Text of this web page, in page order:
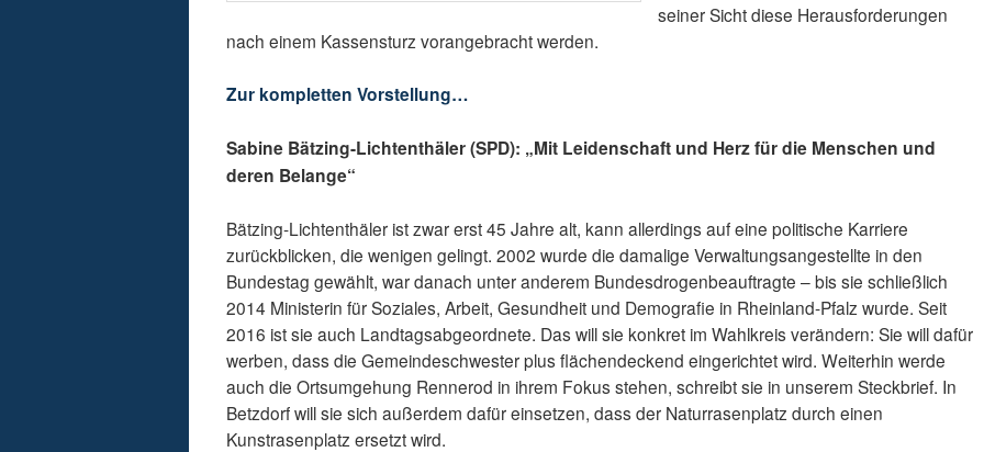
seiner Sicht diese Herausforderungen
nach einem Kassensturz vorangebracht werden.
Zur kompletten Vorstellung…
Sabine Bätzing-Lichtenthäler (SPD): „Mit Leidenschaft und Herz für die Menschen und
deren Belange“
Bätzing-Lichtenthäler ist zwar erst 45 Jahre alt, kann allerdings auf eine politische Karriere
zurückblicken, die wenigen gelingt. 2002 wurde die damalige Verwaltungsangestellte in den
Bundestag gewählt, war danach unter anderem Bundesdrogenbeauftragte – bis sie schließlich
2014 Ministerin für Soziales, Arbeit, Gesundheit und Demografie in Rheinland-Pfalz wurde. Seit
2016 ist sie auch Landtagsabgeordnete. Das will sie konkret im Wahlkreis verändern: Sie will dafür
werben, dass die Gemeindeschwester plus flächendeckend eingerichtet wird. Weiterhin werde
auch die Ortsumgehung Rennerod in ihrem Fokus stehen, schreibt sie in unserem Steckbrief. In
Betzdorf will sie sich außerdem dafür einsetzen, dass der Naturrasenplatz durch einen
Kunstrasenplatz ersetzt wird.